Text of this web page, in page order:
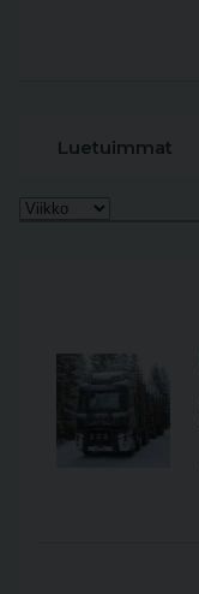
Luetuimmat